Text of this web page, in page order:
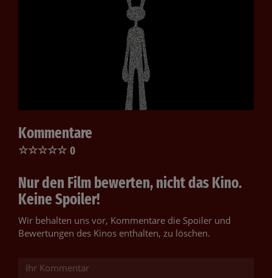
Kommentare
☆☆☆☆☆ 0
Nur den Film bewerten, nicht das Kino.
Keine Spoiler!
Wir behalten uns vor, Kommentare die Spoiler und
Bewertungen des Kinos enthalten, zu löschen.